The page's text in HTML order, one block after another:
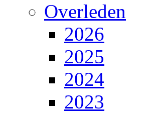
Overleden
2026
2025
2024
2023